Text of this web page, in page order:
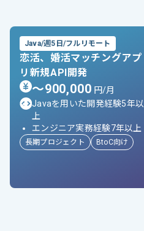
Java/週5日/フルリモート
恋活、婚活マッチングアプ
リ新規API開発​
〜900,000 円/月
Javaを用いた開発経験5年以
上
エンジニア実務経験7年以上
長期プロジェクト BtoC向け